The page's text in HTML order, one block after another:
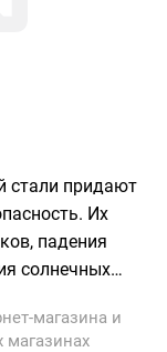
стали придают
Их
падения
солнечных
магазина и
магазинах